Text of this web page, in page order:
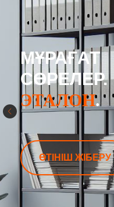
МҰРАҒАТ
СӨРЕЛЕР.
ЭТАЛОН.
ӨТІНІШ ЖІБЕРУ